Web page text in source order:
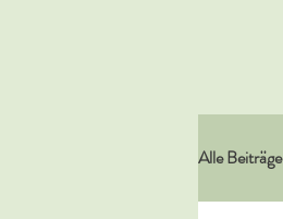
Alle Beiträge